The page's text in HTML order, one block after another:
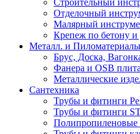
Строительный
Отделочный
Малярный
Крепеж по бетону и
Металл. и Пиломатериалы
Брус, Доска,
Фанера и OSB плита
Металлические
Сантехника
Трубы и фитинги
Трубы и фитинги